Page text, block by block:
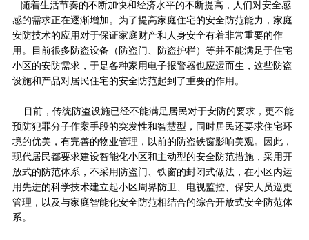
随着生活节奏的不断加快和经济水平的不断提高，人们对安全感
感的需求正在逐渐增加。为了提高家庭住宅的安全防范能力，家庭
安防技术的应用对于保证家庭财产和人身安全有着非常重要的作
用。目前很多防盗设备（防盗门、防盗护栏）等并不能满足于住宅
小区的安防需求，于是各种家用电子报警器也应运而生，这些防盗
设施和产品对居民住宅的安全防范起到了重要的作用。
目前，传统防盗设施已经不能满足居民对于安防的要求，更不能
预防犯罪分子作案手段的突发性和智慧型，同时居民还要求住宅环
境的优美，有完善的物业管理，以前的防盗铁窗影响美观。因此，
现代居民都要求建设智能化小区和主动型的安全防范措施，采用开
放式的防范体系，不采用防盗门、铁窗的封闭式做法，在小区内运
用先进的科学技术建立起小区周界防卫、电视监控、保安人员巡更
管理，以及与家庭智能化安全防范相结合的综合开放式安全防范体
系。